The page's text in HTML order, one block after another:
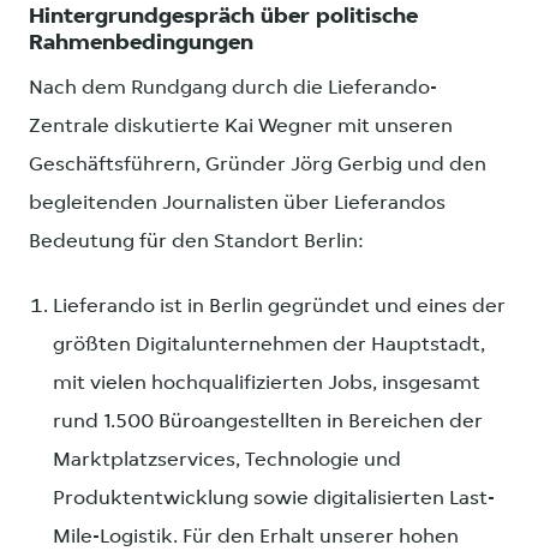
Hintergrundgespräch über politische
Rahmenbedingungen
Nach dem Rundgang durch die Lieferando-
Zentrale diskutierte Kai Wegner mit unseren
Geschäftsführern, Gründer Jörg Gerbig und den
begleitenden Journalisten über Lieferandos
Bedeutung für den Standort Berlin:
Lieferando ist in Berlin gegründet und eines der
größten Digitalunternehmen der Hauptstadt,
mit vielen hochqualifizierten Jobs, insgesamt
rund 1.500 Büroangestellten in Bereichen der
Marktplatzservices, Technologie und
Produktentwicklung sowie digitalisierten Last-
Mile-Logistik. Für den Erhalt unserer hohen